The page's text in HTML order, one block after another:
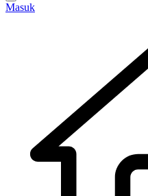
Masuk